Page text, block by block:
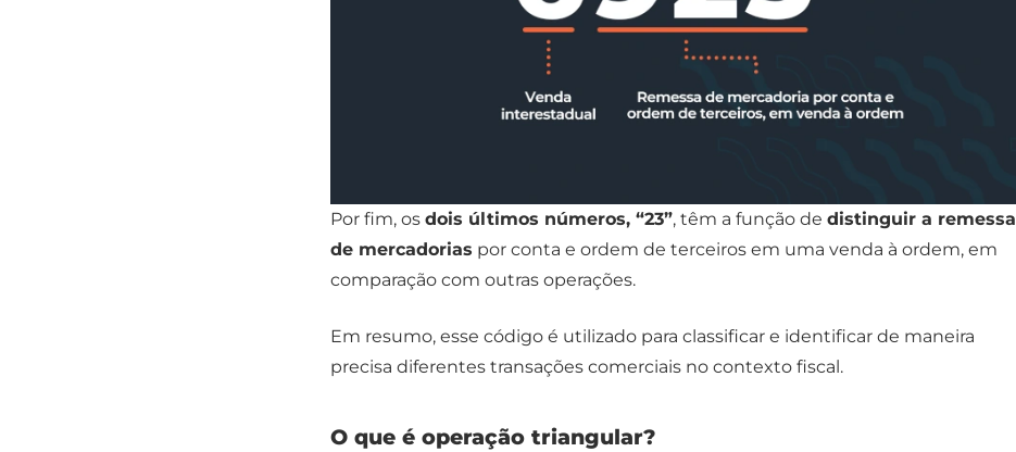
Por fim, os dois últimos números, “23”, têm a função de distinguir a remessa
de mercadorias por conta e ordem de terceiros em uma venda à ordem, em
comparação com outras operações.
Em resumo, esse código é utilizado para classificar e identificar de maneira
precisa diferentes transações comerciais no contexto fiscal.
O que é operação triangular?